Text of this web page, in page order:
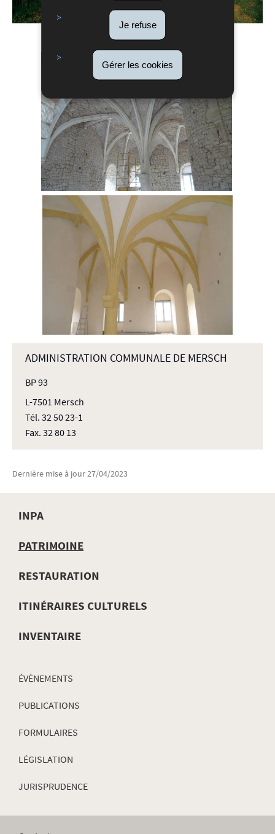
Je refuse
Gérer les cookies
ADMINISTRATION COMMUNALE DE MERSCH
BP 93
L-7501 Mersch
Tél. 32 50 23-1
Fax. 32 80 13
Dernière mise à jour27/04/2023
MENU
DE
INPA
PATRIMOINE
RESTAURATION
ITINÉRAIRES CULTURELS
INVENTAIRE
ÉVÈNEMENTS
PUBLICATIONS
FORMULAIRES
LÉGISLATION
JURISPRUDENCE